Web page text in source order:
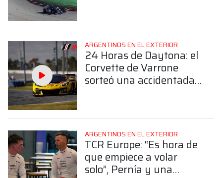
ARGENTINOS EN EL EXTERIOR
24 Horas de Daytona: el
Corvette de Varrone
sorteó una accidentada
ARGENTINOS EN EL EXTERIOR
TCR Europe: “Es hora de
que empiece a volar
solo”, Pernía y una